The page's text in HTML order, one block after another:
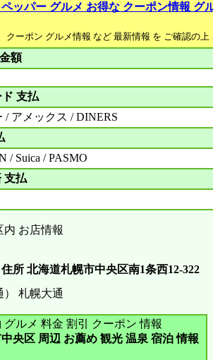
ッパー グルメ お得な クーポン情報 グ
クーポン グルメ情報 など 最新情報 を ご確認の上
額
支払
/ アメックス / DINERS
/ Suica / PASMO
支払
お店情報
所 北海道札幌市中央区南1条西12-322
札幌大通
央区 周辺 お薦め 観光 温泉 宿泊 情報